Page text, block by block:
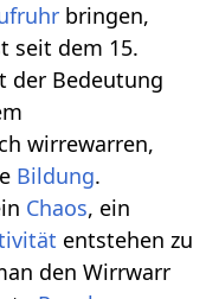
bringen,
seit dem 15.
der Bedeutung
wirrewarren,
Bildung.
Chaos, ein
entstehen zu
den Wirrwarr